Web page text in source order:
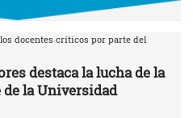
docentes críticos por parte del
destaca la lucha de la
la Universidad